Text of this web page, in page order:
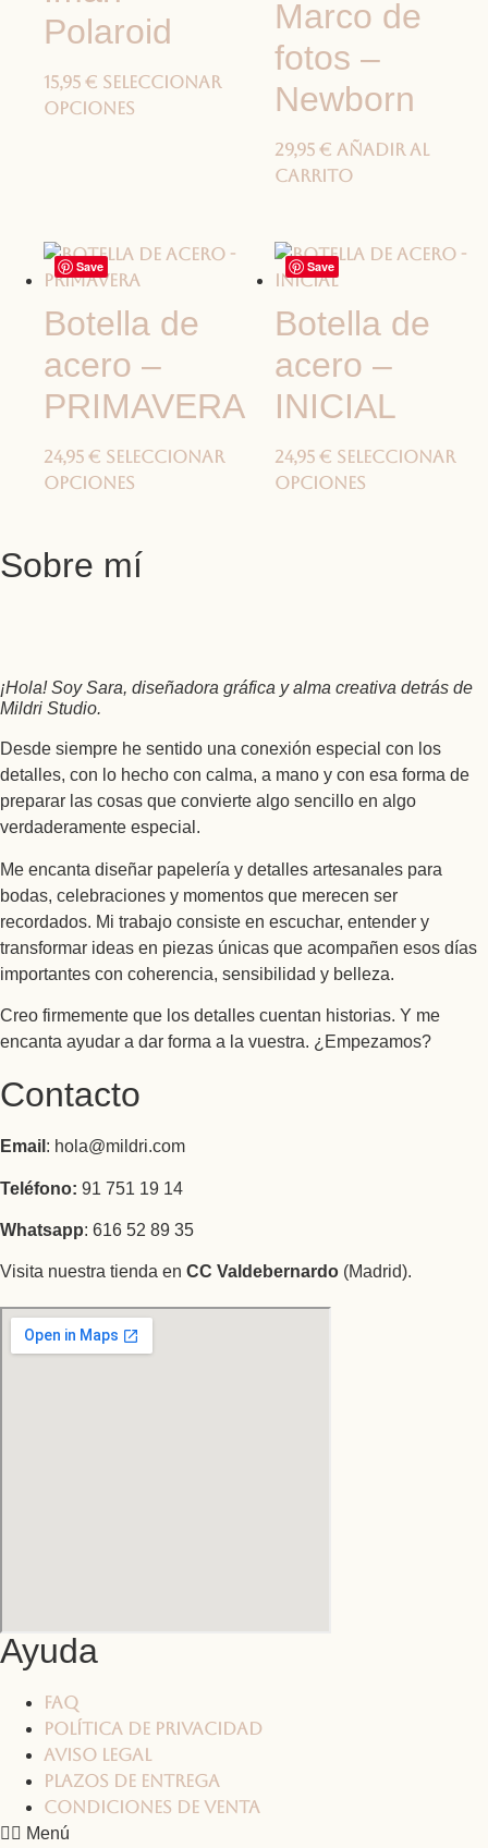
Polaroid
15,95 € Seleccionar
opciones
Marco de
fotos –
Newborn
29,95€ Añadir al
carrito
Save
Botella de
acero –
PRIMAVERA
24,95 € Seleccionar
opciones
Save
Botella de
acero –
INICIAL
24,95€ Seleccionar
opciones
Sobre mí
¡Hola! Soy Sara, diseñadora gráfica y alma creativa detrás de
Mildri Studio.
Desde siempre he sentido una conexión especial con los
detalles, con lo hecho con calma, a mano y con esa forma de
preparar las cosas que convierte algo sencillo en algo
verdaderamente especial.
Me encanta diseñar papelería y detalles artesanales para
bodas, celebraciones y momentos que merecen ser
recordados. Mi trabajo consiste en escuchar, entender y
transformar ideas en piezas únicas que acompañen esos días
importantes con coherencia, sensibilidad y belleza.
Creo firmemente que los detalles cuentan historias. Y me
encanta ayudar a dar forma a la vuestra. ¿Empezamos?
Contacto
Email : hola@mildri.com
Teléfono: 91 751 19 14
Whatsapp: 616 52 89 35
Visita nuestra tienda en CC Valdebernardo (Madrid).
Ayuda
FAQ
Política de privacidad
Aviso legal
Plazos de entrega
Condiciones de venta
Menú